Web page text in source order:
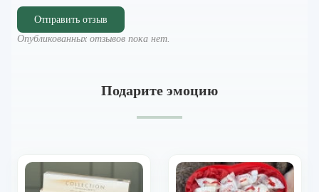
Отправить отзыв
Опубликованных отзывов пока нет.
Подарите эмоцию